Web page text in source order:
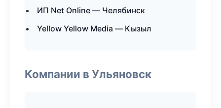
ИП Net Online — Челябинск
Yellow Yellow Media — Кызыл
Компании в Ульяновск